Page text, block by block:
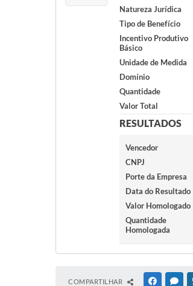
Natureza Jurídica
Tipo de Benefício
Incentivo Produtivo
Básico
Unidade de Medida
Domínio
Quantidade
Valor Total
RESULTADOS
Vencedor
CNPJ
Porte da Empresa
Data do Resultado
Valor Homologado
Quantidade
Homologada
COMPARTILHAR FACEBOOK